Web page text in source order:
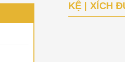
KỆ | XÍCH